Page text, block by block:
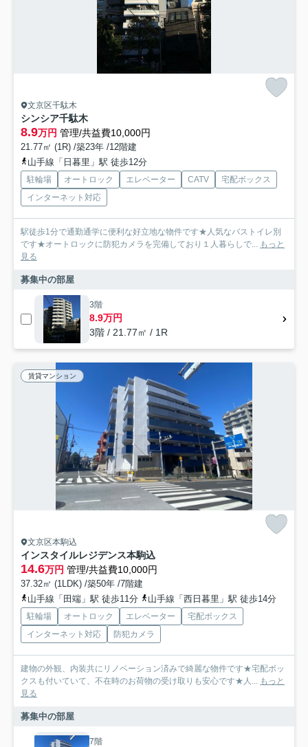
文京区千駄木
シンシア千駄木
8.9万円 管理/共益費10,000円
21.77㎡ (1R) /築23年 /12階建
山手線「日暮里」駅 徒歩12分
駐輪場 オートロック エレベーター CATV
宅配ボックス
インターネット対応
駅徒歩1分で通勤通学に便利な好立地な物件です★人気なバストイレ別
です★オートロックに防犯カメラを完備しており１人暮らしで... もっと
見る
募集中の部屋
3階
8.9万円
3階 / 21.77㎡ / 1R
賃貸マンション
文京区本駒込
インスタイルレジデンス本駒込
14.6万円 管理/共益費10,000円
37.32㎡ (1LDK) /築50年 /7階建
山手線「田端」駅 徒歩11分
山手線「西日暮里」駅 徒歩14分
駐輪場 オートロック エレベーター
宅配ボックス
インターネット対応
防犯カメラ
建物の外観、内装共にリノベーション済みで綺麗な物件です★宅配ボッ
クスも付いていて、不在時のお荷物の受け取りも安心です★人... もっと
見る
募集中の部屋
7階